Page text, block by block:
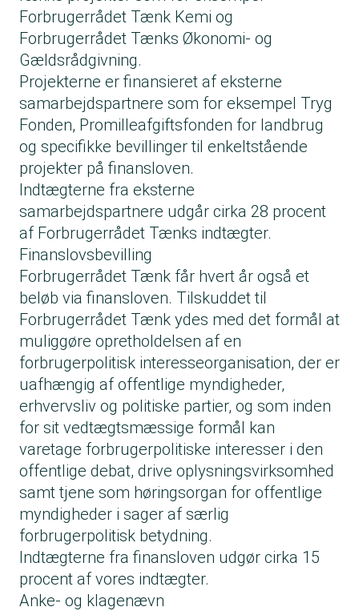
Forbrugerrådet Tænk Kemi og
Forbrugerrådet Tænks Økonomi- og
Gældsrådgivning.
Projekterne er finansieret af eksterne
samarbejdspartnere som for eksempel Tryg
Fonden, Promilleafgiftsfonden for landbrug
og specifikke bevillinger til enkeltstående
projekter på finansloven.
Indtægterne fra eksterne
samarbejdspartnere udgår cirka 28 procent
af Forbrugerrådet Tænks indtægter.
Finanslovsbevilling
Forbrugerrådet Tænk får hvert år også et
beløb via finansloven. Tilskuddet til
Forbrugerrådet Tænk ydes med det formål at
muliggøre opretholdelsen af en
forbrugerpolitisk interesseorganisation, der er
uafhængig af offentlige myndigheder,
erhvervsliv og politiske partier, og som inden
for sit vedtægtsmæssige formål kan
varetage forbrugerpolitiske interesser i den
offentlige debat, drive oplysningsvirksomhed
samt tjene som høringsorgan for offentlige
myndigheder i sager af særlig
forbrugerpolitisk betydning.
Indtægterne fra finansloven udgør cirka 15
procent af vores indtægter.
Anke- og klagenævn